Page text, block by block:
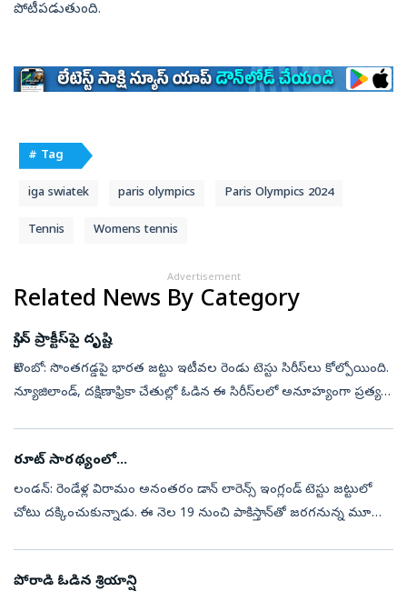
పోటీపడుతుంది.
# Tag
iga swiatek paris olympics Paris Olympics 2024
Tennis Womens tennis
Advertisement
Related News By Category
స్పిన్‌ ప్రాక్టీస్‌పై దృష్టి
కొలంబో: సొంతగడ్డపై భారత జట్టు ఇటీవల రెండు టెస్టు సిరీస్‌లు కోల్పోయింది.
న్యూజిలాండ్, దక్షిణాఫ్రికా చేతుల్లో ఓడిన ఈ సిరీస్‌లలో అనూహ్యంగా ప్రత్యర్థి
రూట్‌ సారథ్యంలో...
లండన్‌: రెండేళ్ల విరామం అనంతరం డాన్‌ లారెన్స్‌ ఇంగ్లండ్‌ టెస్టు జట్టులో
చోటు దక్కించుకున్నాడు. ఈ నెల 19 నుంచి పాకిస్తాన్‌తో జరగనున్న మూడు
పోరాడి ఓడిన శ్రియాన్షి